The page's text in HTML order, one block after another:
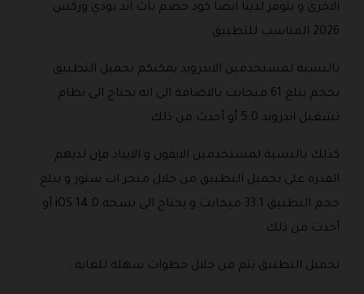
الاخرى و يتوفر لدينا ايضا كود خصم باث اند بودي وركس
2026 المناسب للتطبيق .
بالنسبة لمستخدمين الاندرويد يمكنكم تحميل التطبيق
بحجم يبلغ 61 ميجابت بالاضافة الى انه يحتاج الى نظام
تشغيل اندرويد 5.0 أو أحدث من ذلك .
كذلك بالنسبة لمستخدمين الايفون و الايباد فإن لديهم
القدرة على تحميل التطبيق من خلال متجر اب ستور و يبلغ
حجم التطبيق 33.1 ميجابت و يحتاج الى نسخة iOS 14.0 أو
أحدث من ذلك .
تحميل التطبيق يتم من خلال خطوات سهلة للغاية :